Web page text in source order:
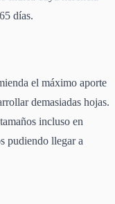
días.
el máximo aporte
demasiadas hojas.
incluso en
pudiendo llegar a